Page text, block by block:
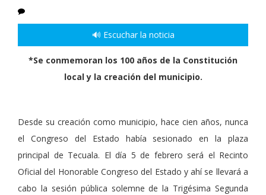
🔊 Escuchar la noticia
*Se conmemoran los 100 años de la Constitución
local y la creación del municipio.
Desde su creación como municipio, hace cien años, nunca
el Congreso del Estado había sesionado en la plaza
principal de Tecuala. El día 5 de febrero será el Recinto
Oficial del Honorable Congreso del Estado y ahí se llevará a
cabo la sesión pública solemne de la Trigésima Segunda